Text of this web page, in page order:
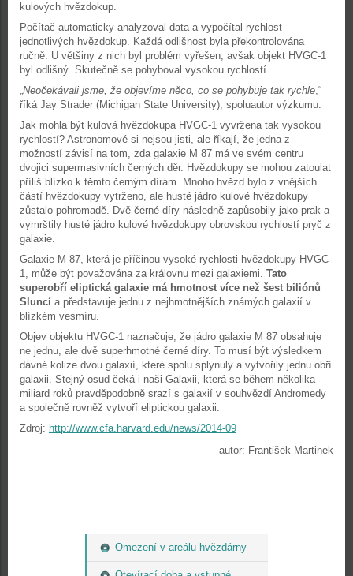
Omezení v areálu hvězdárny
kulových hvězdokup.
Počítač automaticky analyzoval data a vypočítal rychlost
jednotlivých hvězdokup. Každá odlišnost byla překontrolována
ručně. U většiny z nich byl problém vyřešen, avšak objekt HVGC-1
byl odlišný. Skutečně se pohyboval vysokou rychlostí.
„Neočekávali jsme, že objevíme něco, co se pohybuje tak rychle,“
říká Jay Strader (Michigan State University), spoluautor výzkumu.
Jak mohla být kulová hvězdokupa HVGC-1 vyvržena tak vysokou
rychlostí? Astronomové si nejsou jisti, ale říkají, že jedna z
možností závisí na tom, zda galaxie M 87 má ve svém centru
dvojici supermasivních černých děr. Hvězdokupy se mohou zatoulat
příliš blízko k těmto černým dírám. Mnoho hvězd bylo z vnějších
částí hvězdokupy vytrženo, ale husté jádro kulové hvězdokupy
zůstalo pohromadě. Dvě černé díry následně zapůsobily jako prak a
vymrštily husté jádro kulové hvězdokupy obrovskou rychlostí pryč z
galaxie.
Galaxie M 87, která je příčinou vysoké rychlosti hvězdokupy HVGC-
1, může být považována za královnu mezi galaxiemi. Tato
superobří eliptická galaxie má hmotnost více než šest biliónů
Sluncí a představuje jednu z nejhmotnějších známých galaxií v
blízkém vesmíru.
Objev objektu HVGC-1 naznačuje, že jádro galaxie M 87 obsahuje
ne jednu, ale dvě superhmotné černé díry. To musí být výsledkem
dávné kolize dvou galaxií, které spolu splynuly a vytvořily jednu obří
galaxii. Stejný osud čeká i naši Galaxii, která se během několika
miliard roků pravděpodobně srazí s galaxií v souhvězdí Andromedy
a společně rovněž vytvoří eliptickou galaxii.
Zdroj: http://www.cfa.harvard.edu/news/2014-09
autor: František Martinek